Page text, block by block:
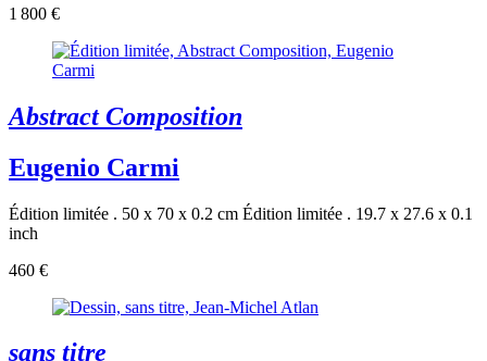
1 800 €
Abstract Composition
Eugenio Carmi
Édition limitée . 50 x 70 x 0.2 cm Édition limitée . 19.7 x 27.6 x 0.1
inch
460 €
sans titre